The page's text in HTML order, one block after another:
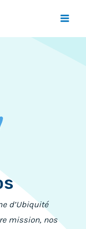
d’Ubiquité
mission, nos